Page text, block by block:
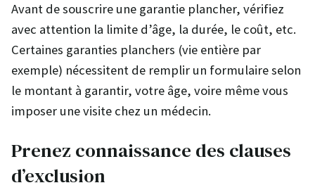
Avant de souscrire une garantie plancher, vérifiez
avec attention la limite d’âge, la durée, le coût, etc.
Certaines garanties planchers (vie entière par
exemple) nécessitent de remplir un formulaire selon
le montant à garantir, votre âge, voire même vous
imposer une visite chez un médecin.
Prenez connaissance des clauses
d’exclusion